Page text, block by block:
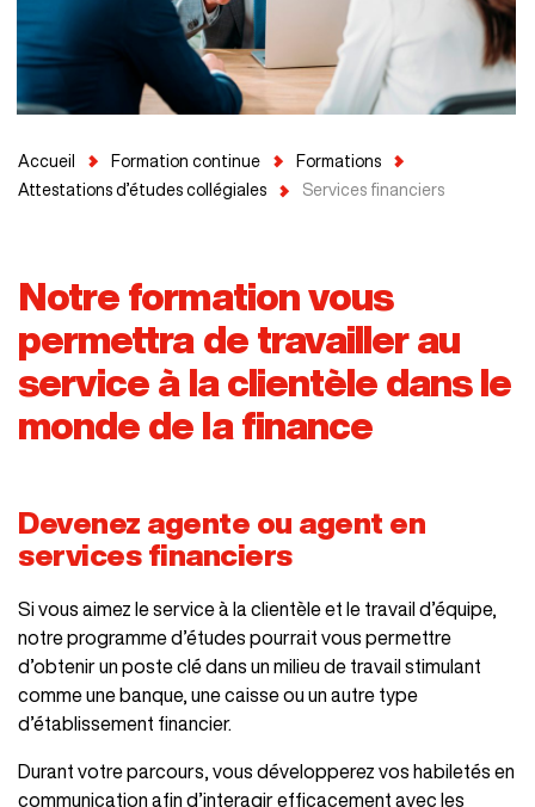
Accueil Formation continue
Formations
Attestations d’études collégiales
Services financiers
Notre formation vous
permettra de travailler au
service à la clientèle dans le
monde de la finance
Devenez agente ou agent en
services financiers
Si vous aimez le service à la clientèle et le travail d’équipe,
notre programme d’études pourrait vous permettre
d’obtenir un poste clé dans un milieu de travail stimulant
comme une banque, une caisse ou un autre type
d’établissement financier.
Durant votre parcours, vous développerez vos habiletés en
communication afin d’interagir efficacement avec les